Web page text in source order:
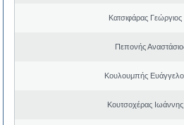
Κατσιφάρας
Πεπονής
Κουλουμπής
Κουτσοχέρας